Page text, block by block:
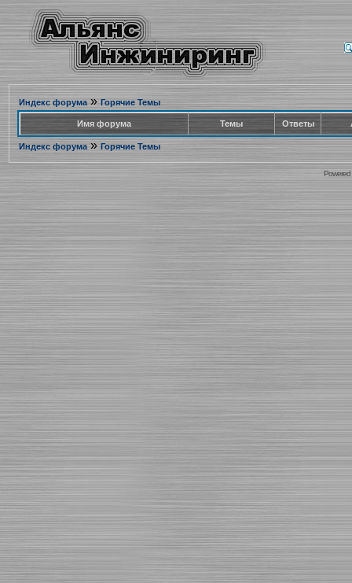
Индекс форума» Горячие Темы
Имя форума Темы Ответы
Индекс форума» Горячие Темы